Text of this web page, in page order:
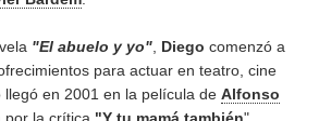
"El abuelo y yo" Diego comenzó a
para actuar en teatro, cine
llegó en 2001 en la película de Alfonso